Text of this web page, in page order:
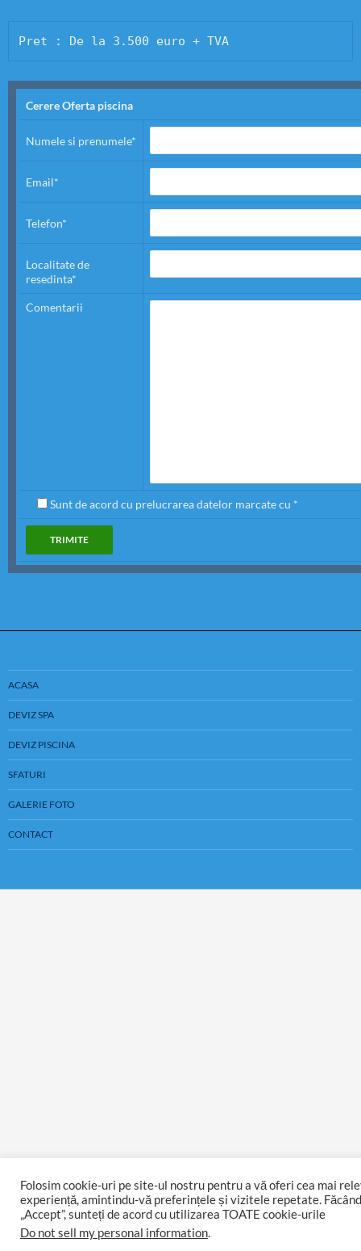
Pret : De la 3.500 euro + TVA
Cerere Oferta piscina
Numele si prenumele*
Email*
Telefon*
Localitate de
resedinta*
Comentarii
Sunt de acord cu prelucrarea datelor marcate cu *
ACASA
DEVIZ SPA
DEVIZ PISCINA
SFATURI
GALERIE FOTO
CONTACT
Folosim cookie-uri pe site-ul nostru pentru a vă oferi cea mai
experiență, amintindu-vă preferințele și vizitele repetate.
„Accept”, sunteți de acord cu utilizarea TOATE cookie-urile
Do not sell my personal information.